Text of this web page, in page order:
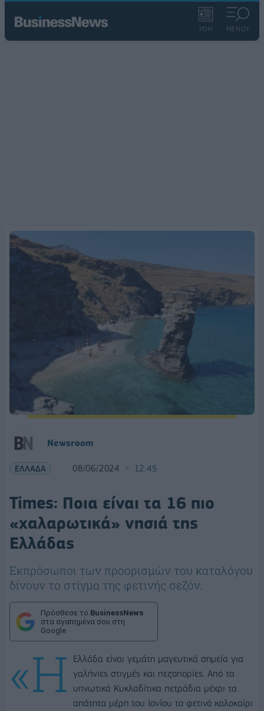
ΡΟΗ ΜΕΝΟΥ
Newsroom
ΕΛΛΑΔΑ 08/06/2024 12:45
Times: Ποια είναι τα 16 πιο
«χαλαρωτικά» νησιά της
Ελλάδας
Εκπρόσωποι των προορισμών του καταλόγου
δίνουν το στίγμα της φετινής σεζόν.
Πρόσθεσε το BusinessNews
στα αγαπημένα σου στη
Google
«Η
Ελλάδα είναι γεμάτη μαγευτικά σημεία για
γαλήνιες στιγμές και πεζοπορίες. Από τα
υπνωτικά Κυκλαδίτικα πετράδια μέχρι τα
απάτητα μέρη του Ιονίου το φετινό καλοκαίρι